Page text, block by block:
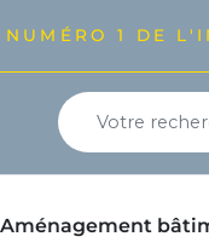
1 DE
Aménagement